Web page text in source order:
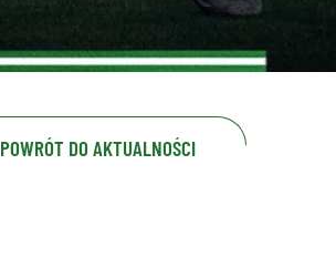
POWRÓT DO AKTUALNOŚCI